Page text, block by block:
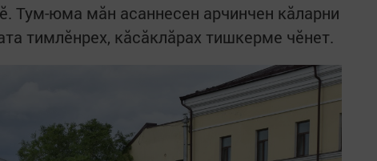
Тум-юма мăн асаннесен арчинчен кăларни
тимлӗнрех, кăсăклăрах тишкерме чӗнет.